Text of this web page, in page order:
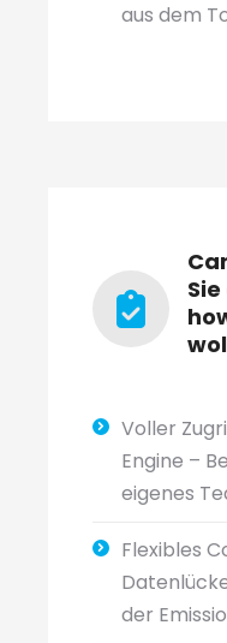
aus dem
Voller
Engine –
eigenes
Flexibles
der